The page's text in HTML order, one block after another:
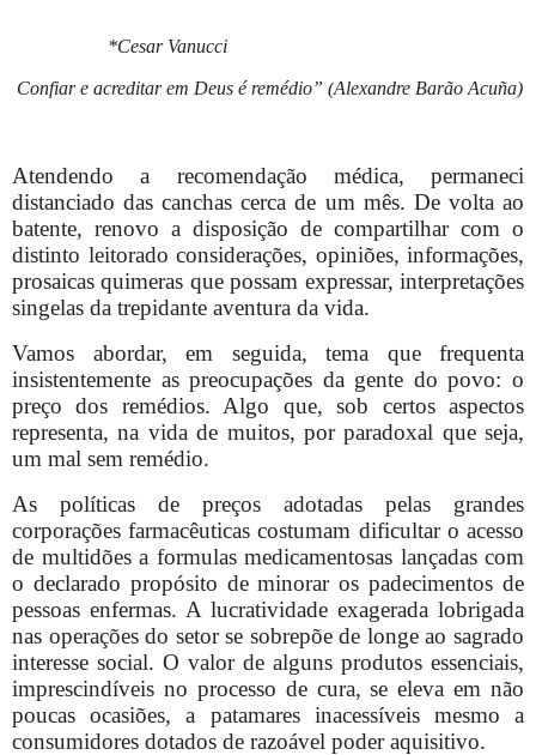
*Cesar Vanucci
Confiar e acreditar em Deus é remédio” (Alexandre Barão Acuña)
Atendendo a recomendação médica, permaneci
distanciado das canchas cerca de um mês. De volta ao
batente, renovo a disposição de compartilhar com o
distinto leitorado considerações, opiniões, informações,
prosaicas quimeras que possam expressar, interpretações
singelas da trepidante aventura da vida.
Vamos abordar, em seguida, tema que frequenta
insistentemente as preocupações da gente do povo: o
preço dos remédios. Algo que, sob certos aspectos
representa, na vida de muitos, por paradoxal que seja,
um mal sem remédio.
As políticas de preços adotadas pelas grandes
corporações farmacêuticas costumam dificultar o acesso
de multidões a formulas medicamentosas lançadas com
o declarado propósito de minorar os padecimentos de
pessoas enfermas. A lucratividade exagerada lobrigada
nas operações do setor se sobrepõe de longe ao sagrado
interesse social. O valor de alguns produtos essenciais,
imprescindíveis no processo de cura, se eleva em não
poucas ocasiões, a patamares inacessíveis mesmo a
consumidores dotados de razoável poder aquisitivo.